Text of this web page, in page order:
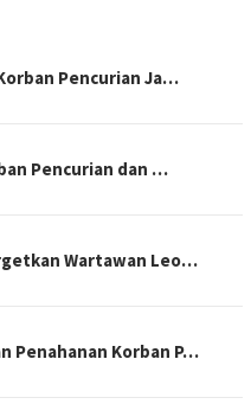
Pencurian Ja…
Pencurian dan …
Wartawan Leo…
Penahanan Korban P…